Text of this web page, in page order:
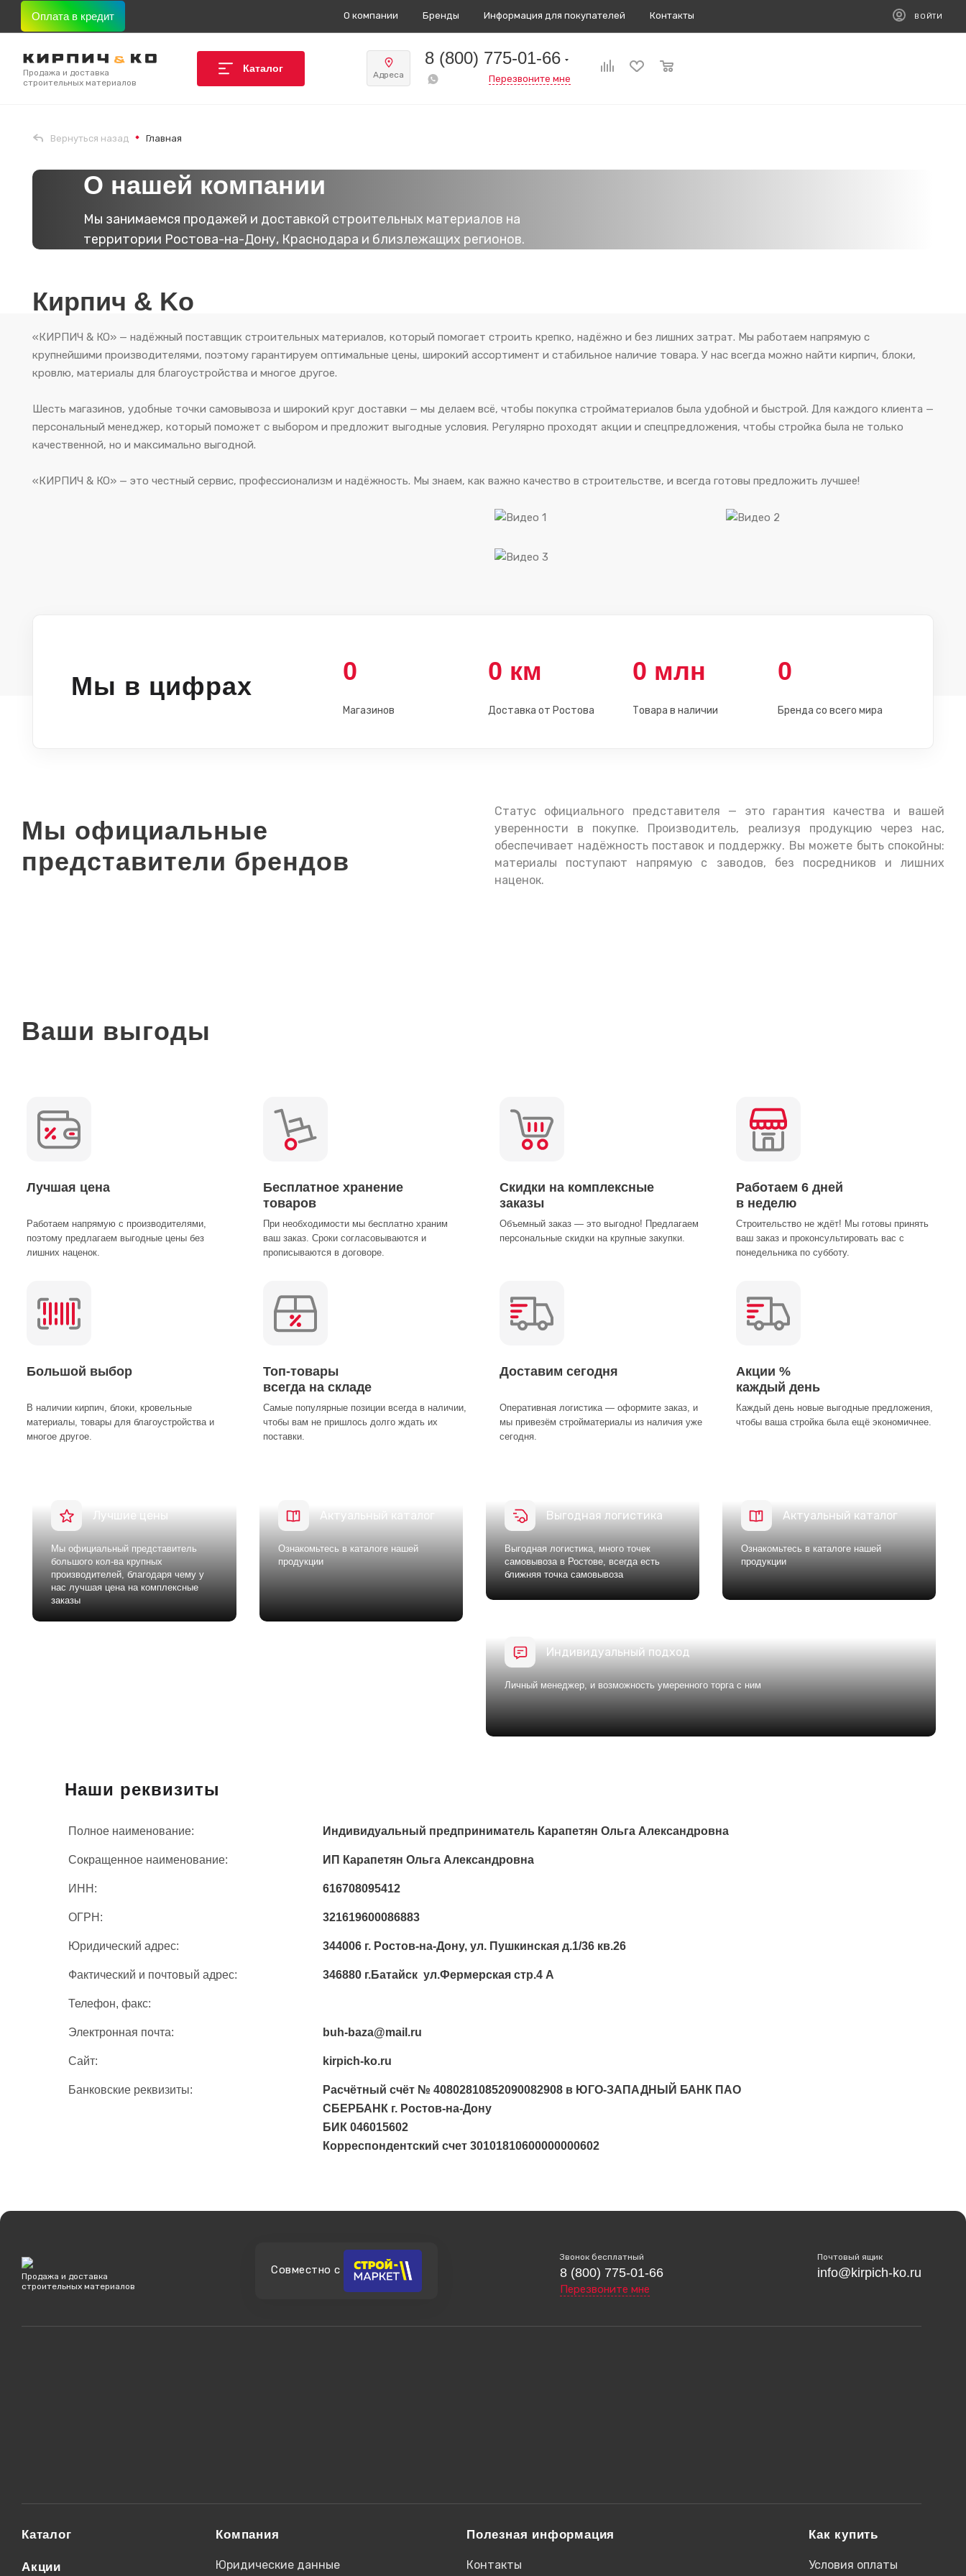
Оплата в кредит О компании Бренды Информация для покупателей Контакты ВОЙТИ
Продажа и доставка
строительных материалов
Каталог
Адреса
8 (800) 775-01-66
Перезвоните мне
Вернуться назад Главная
О нашей компании
Мы занимаемся продажей и доставкой строительных материалов на
территории Ростова-на-Дону, Краснодара и близлежащих регионов.
Кирпич & Ko
«КИРПИЧ & КО» — надёжный поставщик строительных материалов, который помогает строить крепко, надёжно и без лишних затрат. Мы работаем напрямую с
крупнейшими производителями, поэтому гарантируем оптимальные цены, широкий ассортимент и стабильное наличие товара. У нас всегда можно найти кирпич, блоки,
кровлю, материалы для благоустройства и многое другое.
Шесть магазинов, удобные точки самовывоза и широкий круг доставки — мы делаем всё, чтобы покупка стройматериалов была удобной и быстрой. Для каждого клиента —
персональный менеджер, который поможет с выбором и предложит выгодные условия. Регулярно проходят акции и спецпредложения, чтобы стройка была не только
качественной, но и максимально выгодной.
«КИРПИЧ & КО» — это честный сервис, профессионализм и надёжность. Мы знаем, как важно качество в строительстве, и всегда готовы предложить лучшее!
Мы в цифрах 0
Магазинов
0 км
Доставка от Ростова
0 млн
Товара в наличии
0
Бренда со всего мира
Мы официальные
представители брендов
Статус официального представителя — это гарантия качества и вашей
уверенности в покупке. Производитель, реализуя продукцию через нас,
обеспечивает надёжность поставок и поддержку. Вы можете быть спокойны:
материалы поступают напрямую с заводов, без посредников и лишних
наценок.
Ваши выгоды
Лучшая цена
Работаем напрямую с производителями,
поэтому предлагаем выгодные цены без
лишних наценок.
Бесплатное хранение
товаров
При необходимости мы бесплатно храним
ваш заказ. Сроки согласовываются и
прописываются в договоре.
Скидки на комплексные
заказы
Объемный заказ — это выгодно! Предлагаем
персональные скидки на крупные закупки.
Работаем 6 дней
в неделю
Строительство не ждёт! Мы готовы принять
ваш заказ и проконсультировать вас с
понедельника по субботу.
Большой выбор
В наличии кирпич, блоки, кровельные
материалы, товары для благоустройства и
многое другое.
Топ-товары
всегда на складе
Самые популярные позиции всегда в наличии,
чтобы вам не пришлось долго ждать их
поставки.
Доставим сегодня
Оперативная логистика — оформите заказ, и
мы привезём стройматериалы из наличия уже
сегодня.
Акции %
каждый день
Каждый день новые выгодные предложения,
чтобы ваша стройка была ещё экономичнее.
Лучшие цены
Мы официальный представитель
большого кол-ва крупных
производителей, благодаря чему у
нас лучшая цена на комплексные
заказы
Актуальный каталог
Ознакомьтесь в каталоге нашей
продукции
Выгодная логистика
Выгодная логистика, много точек
самовывоза в Ростове, всегда есть
ближняя точка самовывоза
Актуальный каталог
Ознакомьтесь в каталоге нашей
продукции
Индивидуальный подход
Личный менеджер, и возможность умеренного торга с ним
Наши реквизиты
Полное наименование: Индивидуальный предприниматель Карапетян Ольга Александровна
Сокращенное наименование: ИП Карапетян Ольга Александровна
ИНН: 616708095412
ОГРН: 321619600086883
Юридический адрес: 344006 г. Ростов-на-Дону, ул. Пушкинская д.1/36 кв.26
Фактический и почтовый адрес: 346880 г.Батайск ул.Фермерская стр.4 А
Телефон, факс:
Электронная почта: buh-baza@mail.ru
Сайт: kirpich-ko.ru
Банковские реквизиты:
Расчётный счёт № 40802810852090082908 в ЮГО-ЗАПАДНЫЙ БАНК ПАО
СБЕРБАНК г. Ростов-на-Дону
БИК 046015602
Корреспондентский счет 30101810600000000602
Продажа и доставка
строительных материалов
Cовместно с
Звонок бесплатный
8 (800) 775-01-66
Перезвоните мне
Почтовый ящик
info@kirpich-ko.ru
Каталог
Акции
Компания
Юридические данные
Полезная информация
Контакты
Как купить
Условия оплаты